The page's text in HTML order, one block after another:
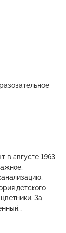
в августе 1963
детского
За
формами. На